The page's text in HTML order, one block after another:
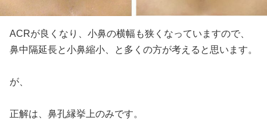
ACRが良くなり、小鼻の横幅も狭くなっていますので、
鼻中隔延長と小鼻縮小、と多くの方が考えると思います。
が、
正解は、鼻孔縁挙上のみです。